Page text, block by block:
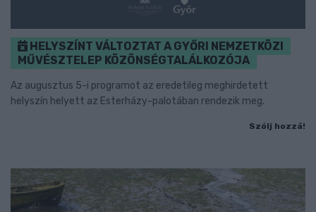
HELYSZÍNT VÁLTOZTAT A GYŐRI NEMZETKÖZI
MŰVÉSZTELEP KÖZÖNSÉGTALÁLKOZÓJA
Az augusztus 5-i programot az eredetileg meghirdetett
helyszín helyett az Esterházy-palotában rendezik meg.
Szólj hozzá!